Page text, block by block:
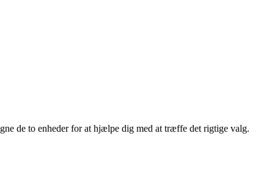
de to enheder for at hjælpe dig med at træffe det rigtige valg.